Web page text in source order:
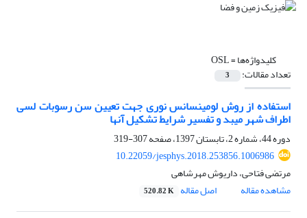
کلیدواژه‌ها =OSL
تعداد مقالات: 3
استفاده از روش لومینسانس نوری جهت تعیین سن رسوبات لسی
اطراف شهر میبد و تفسیر شرایط تشکیل آنها
دوره 44، شماره 2، تابستان 1397، صفحه
307-319
10.22059/jesphys.2018.253856.1006986
مرتضی فتاحی، داریوش مهرشاهی
مشاهده مقاله
اصل مقاله 520.82 K